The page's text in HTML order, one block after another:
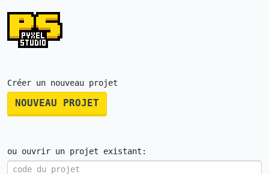
Créer un nouveau projet
NOUVEAU PROJET
ou ouvrir un projet existant: